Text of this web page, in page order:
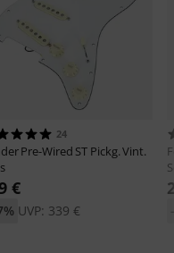
24
Pre-Wired ST Pickg. Vint.
€
UVP: 339 €